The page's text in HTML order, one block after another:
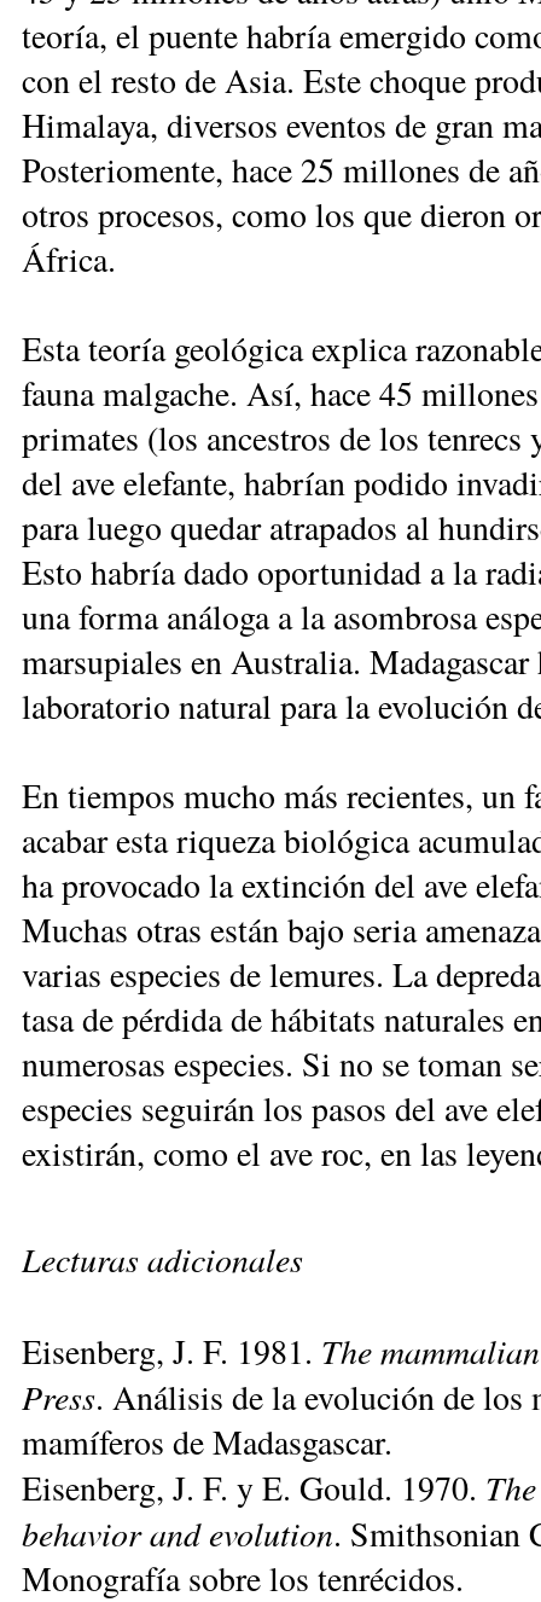
teoría, el puente habría emergido
con el resto de Asia. Este choque
Himalaya, diversos eventos de gran
Posteriomente, hace 25 millones de
otros procesos, como los que dieron
África.
Esta teoría geológica explica
fauna malgache. Así, hace 45
primates (los ancestros de los
del ave elefante, habrían podido
para luego quedar atrapados al
Esto habría dado oportunidad a la
una forma análoga a la asombrosa
marsupiales en Australia.
laboratorio natural para la evolución
En tiempos mucho más recientes, un
acabar esta riqueza biológica
ha provocado la extinción del ave
Muchas otras están bajo seria
varias especies de lemures. La
tasa de pérdida de hábitats naturales
numerosas especies. Si no se toman
especies seguirán los pasos del ave
existirán, como el ave roc, en las
Lecturas adicionales
Eisenberg, J. F. 1981. The
Press. Análisis de la evolución de
mamíferos de Madasgascar.
Eisenberg, J. F. y E. Gould. 1970.
behavior and evolution. Smithsonian
Monografía sobre los tenrécidos.